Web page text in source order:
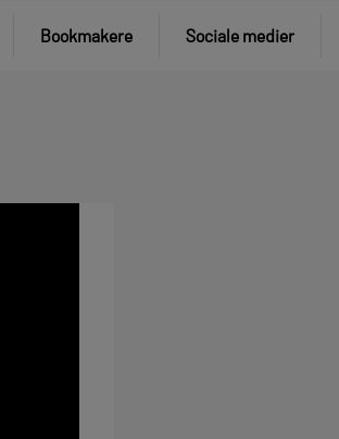
Bookmakere Sociale medier